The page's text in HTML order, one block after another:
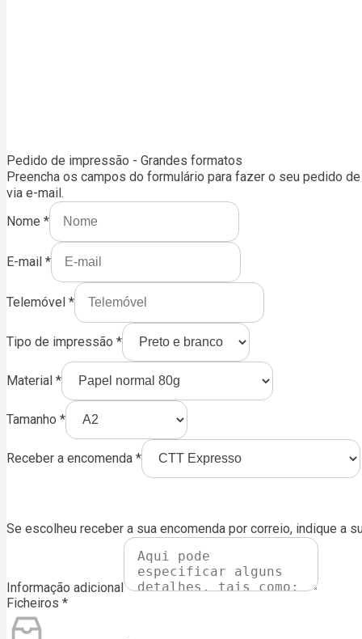
Pedido de impressão - Grandes formatos
Preencha os campos do formulário para fazer o seu pedido
via e-mail.
Nome *
E-mail *
Telemóvel *
Tipo de impressão *
Material *
Tamanho *
Receber a encomenda *
Se escolheu receber a sua encomenda por correio, indique a
Informação adicional
Ficheiros *